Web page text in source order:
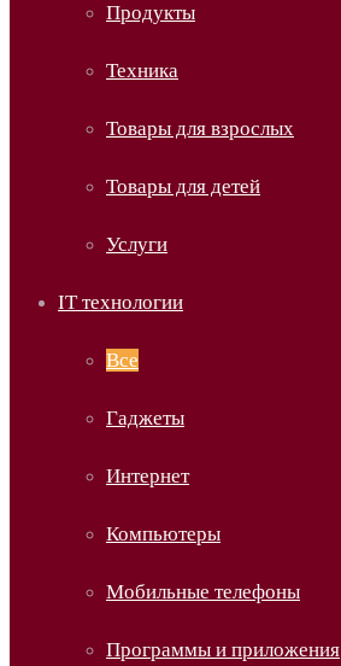
Продукты
Техника
Товары для взрослых
Товары для детей
Услуги
IT технологии
Все
Гаджеты
Интернет
Компьютеры
Мобильные телефоны
Программы и приложения